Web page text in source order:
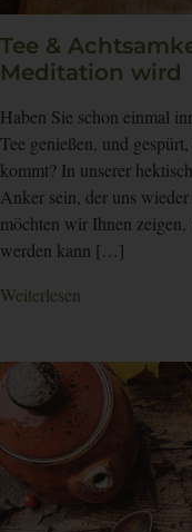
Tee &
Meditation wird
Haben Sie schon einmal
Tee genießen, und
kommt? In unserer
Anker sein, der uns
möchten wir Ihnen
werden kann […]
Weiterlesen